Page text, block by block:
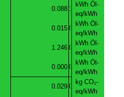
kWh Öl-
eq/kWh
kWh Öl-
eq/kWh
kWh Öl-
eq/kWh
kWh Öl-
eq/kWh
kg CO₂-
eq/kWh